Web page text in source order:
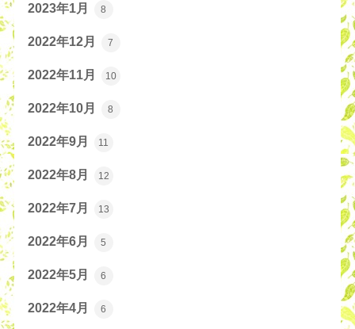
2023年1月 8
2022年12月 7
2022年11月 10
2022年10月 8
2022年9月 11
2022年8月 12
2022年7月 13
2022年6月 5
2022年5月 6
2022年4月 6